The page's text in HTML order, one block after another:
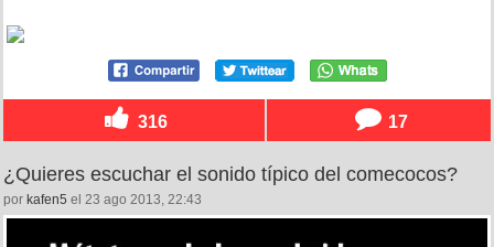
316 17
¿Quieres escuchar el sonido típico del comecocos?
por kafen5 el 23 ago 2013, 22:43